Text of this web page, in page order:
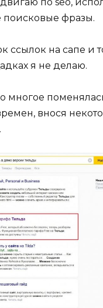
поисковые фразы.
ссылок на сапе и
я не делаю.
многое
внося